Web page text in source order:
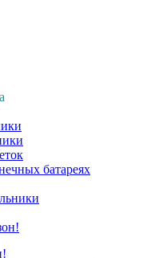
батареях